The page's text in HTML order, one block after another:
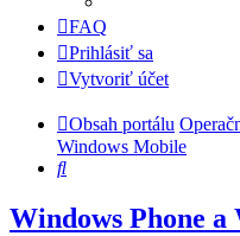
FAQ
Prihlásiť sa
Vytvoriť účet
Obsah portálu
Windows Mobile
Hľadať
Windows Phone